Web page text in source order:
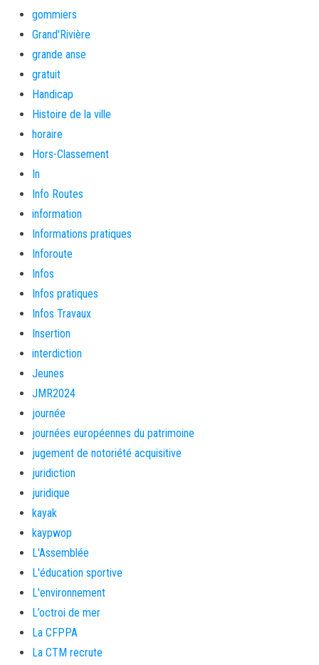
gommiers
Grand'Rivière
grande anse
gratuit
Handicap
Histoire de la ville
horaire
Hors-Classement
In
Info Routes
information
Informations pratiques
Inforoute
Infos
Infos pratiques
Infos Travaux
Insertion
interdiction
Jeunes
JMR2024
journée
journées européennes du patrimoine
jugement de notoriété acquisitive
juridiction
juridique
kayak
kaypwop
L'Assemblée
L'éducation sportive
L'environnement
L’octroi de mer
La CFPPA
La CTM recrute